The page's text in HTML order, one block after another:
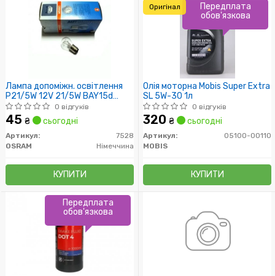
Лампа допоміжн. освітлення
P21/5W 12V 21/5W BAY15d
(вир-во OSRAM)0 відгуків
45 ₴ сьогодні
Артикул:
7528
OSRAM
Німеччина
КУПИТИ
Олія моторна Mobis Super Extra
SL 5W-30 1л
0 відгуків
320 ₴ сьогодні
Артикул:
05100-00110
MOBIS
КУПИТИ
Передплата
обов'язкова
Оригінал
Передплата
обов'язкова